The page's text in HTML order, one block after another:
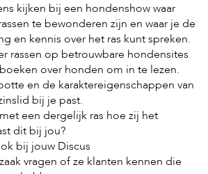
kijken bij een hondenshow waar
te bewonderen zijn en waar je de
en kennis over het ras kunt spreken.
rassen op betrouwbare hondensites
over honden om in te lezen.
en de karaktereigenschappen van
bij je past.
een dergelijk ras hoe zij het
dit bij jou?
bij jouw Discus
vragen of ze klanten kennen die